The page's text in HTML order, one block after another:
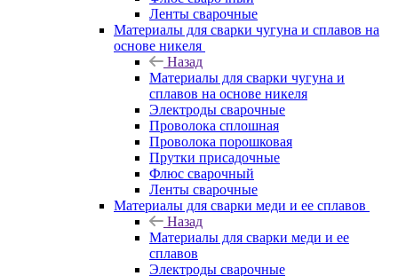
Ленты сварочные
Материалы для сварки чугуна и сплавов на
основе никеля
Назад
Материалы для сварки чугуна и
сплавов на основе никеля
Электроды сварочные
Проволока сплошная
Проволока порошковая
Прутки присадочные
Флюс сварочный
Ленты сварочные
Материалы для сварки меди и ее сплавов
Назад
Материалы для сварки меди и ее
сплавов
Электроды сварочные